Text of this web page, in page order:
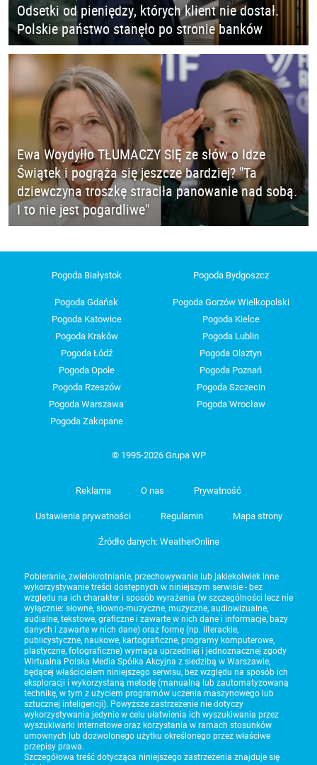
Odsetki od pieniędzy, których klient nie dostał.
Polskie państwo stanęło po stronie banków
Ewa Woydyłło TŁUMACZY SIĘ ze słów o Idze
Świątek i pogrąża się jeszcze bardziej? "Ta
dziewczyna troszkę straciła panowanie nad sobą.
I to nie jest pogardliwe"
Pogoda Białystok Pogoda Bydgoszcz
Pogoda Gdańsk
Pogoda Gorzów Wielkopolski
Pogoda Katowice
Pogoda Kielce
Pogoda Kraków
Pogoda Lublin
Pogoda Łódź
Pogoda Olsztyn
Pogoda Opole
Pogoda Poznań
Pogoda Rzeszów
Pogoda Szczecin
Pogoda Warszawa
Pogoda Wrocław
Pogoda Zakopane
© 1995-2026 Grupa WP
Reklama O nas Prywatność
Ustawienia prywatności Regulamin Mapa strony
Źródło danych: WeatherOnline
Pobieranie, zwielokrotnianie, przechowywanie lub jakiekolwiek inne
wykorzystywanie treści dostępnych w niniejszym serwisie - bez
względu na ich charakter i sposób wyrażenia (w szczególności lecz nie
wyłącznie: słowne, słowno-muzyczne, muzyczne, audiowizualne,
audialne, tekstowe, graficzne i zawarte w nich dane i informacje, bazy
danych i zawarte w nich dane) oraz formę (np. literackie,
publicystyczne, naukowe, kartograficzne, programy komputerowe,
plastyczne, fotograficzne) wymaga uprzedniej i jednoznacznej zgody
Wirtualna Polska Media Spółka Akcyjna z siedzibą w Warszawie,
będącej właścicielem niniejszego serwisu, bez względu na sposób ich
eksploracji i wykorzystaną metodę (manualną lub zautomatyzowaną
technikę, w tym z użyciem programów uczenia maszynowego lub
sztucznej inteligencji). Powyższe zastrzeżenie nie dotyczy
wykorzystywania jedynie w celu ułatwienia ich wyszukiwania przez
wyszukiwarki internetowe oraz korzystania w ramach stosunków
umownych lub dozwolonego użytku określonego przez właściwe
przepisy prawa.
Szczegółowa treść dotycząca niniejszego zastrzeżenia znajduje się